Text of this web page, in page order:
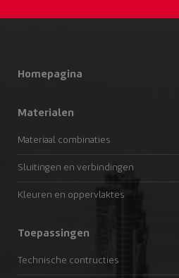
Homepagina
Materialen
Materiaal combinaties
Sluitingen en verbindingen
Kleuren en oppervlaktes
Toepassingen
Technische contructies